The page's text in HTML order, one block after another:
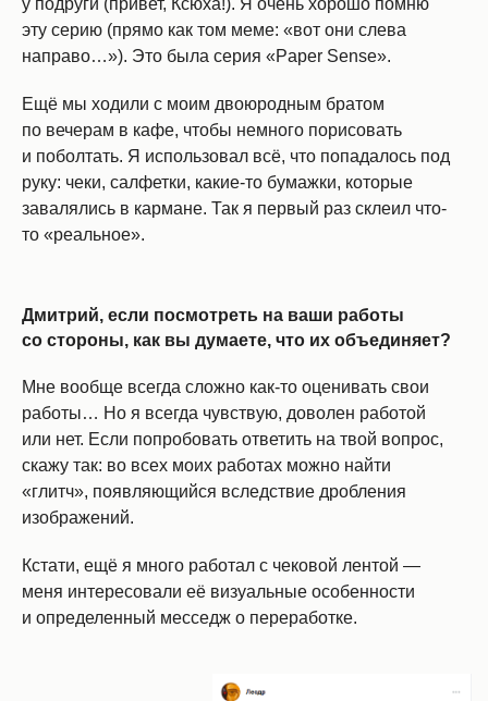
у подруги (привет, Ксюха!). Я очень хорошо помню
эту серию (прямо как том меме: «вот они слева
направо…»). Это была серия «Paper Sense».
Ещё мы ходили с моим двоюродным братом
по вечерам в кафе, чтобы немного порисовать
и поболтать. Я использовал всё, что попадалось под
руку: чеки, салфетки, какие-то бумажки, которые
завалялись в кармане. Так я первый раз склеил что-
то «реальное».
Дмитрий, если посмотреть на ваши работы
со стороны, как вы думаете, что их объединяет?
Мне вообще всегда сложно как-то оценивать свои
работы… Но я всегда чувствую, доволен работой
или нет. Если попробовать ответить на твой вопрос,
скажу так: во всех моих работах можно найти
«глитч», появляющийся вследствие дробления
изображений.
Кстати, ещё я много работал с чековой лентой —
меня интересовали её визуальные особенности
и определенный месседж о переработке.